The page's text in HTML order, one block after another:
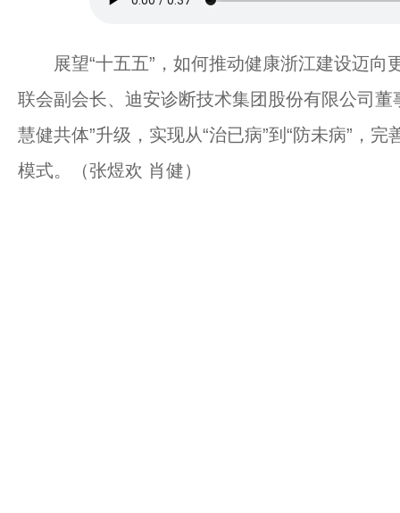
展望“十五五”，如何推动健康浙江建设迈向
联会副会长、迪安诊断技术集团股份有限公司
慧健共体”升级，实现从“治已病”到“防未病”，
模式。（张煜欢 肖健）